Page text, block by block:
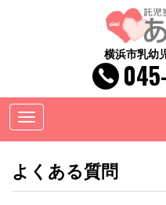
横浜市乳幼
Toggle
navigation
よくある質問